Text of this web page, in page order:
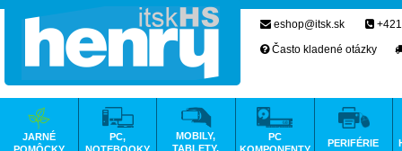
eshop@itsk.sk
Často kladené otázky
JARNÉ
PC,
MOBILY,
TABLETY,
PC
PERIFÉRIE